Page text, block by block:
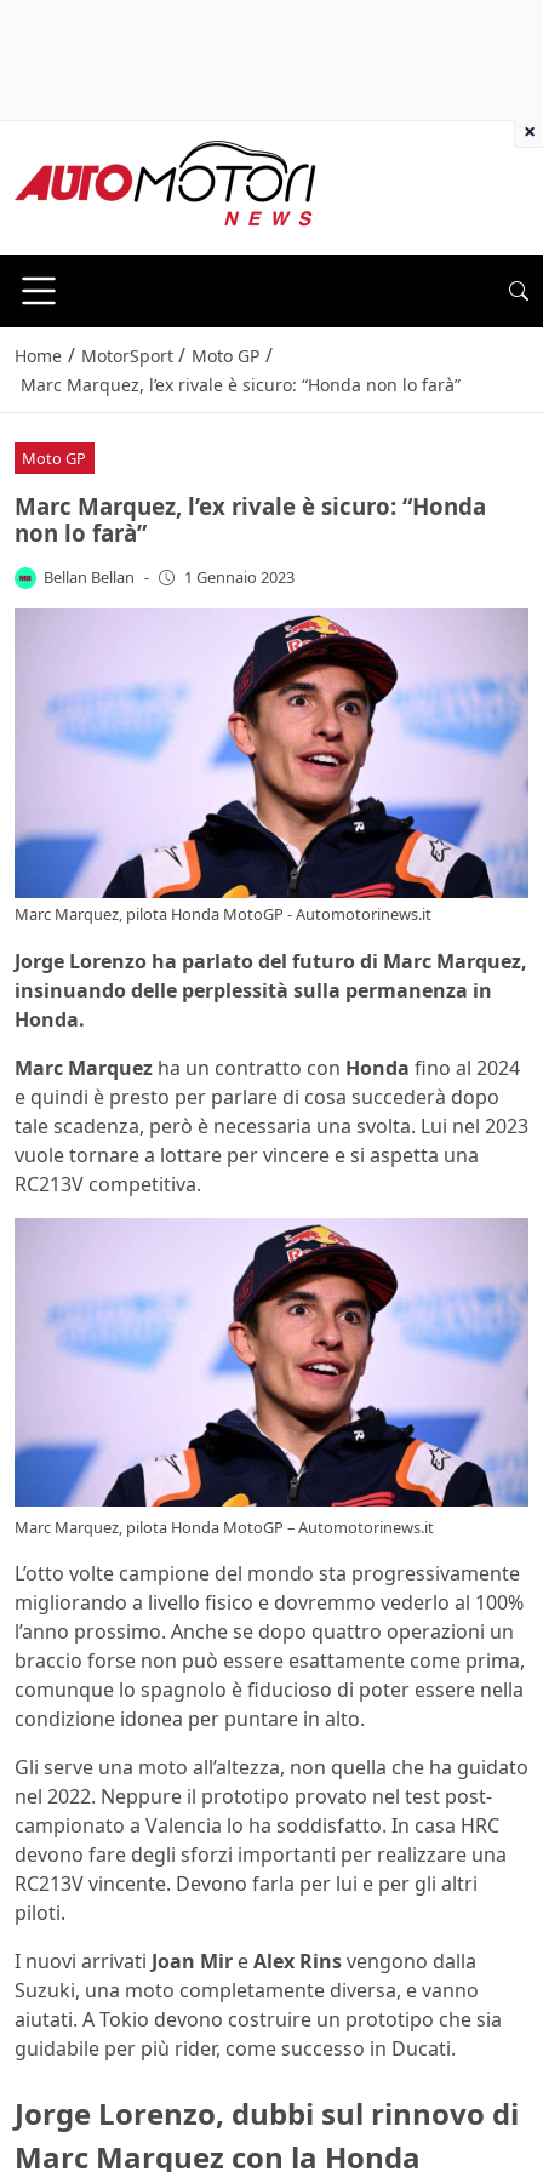
Home / MotorSport / Moto GP /
Marc Marquez, l’ex rivale è sicuro: “Honda non lo farà”
Moto GP
Marc Marquez, l’ex rivale è sicuro: “Honda
non lo farà”
Bellan Bellan - 1 Gennaio 2023
Marc Marquez, pilota Honda MotoGP - Automotorinews.it
Jorge Lorenzo ha parlato del futuro di Marc Marquez,
insinuando delle perplessità sulla permanenza in
Honda.
Marc Marquez ha un contratto con Honda fino al 2024
e quindi è presto per parlare di cosa succederà dopo
tale scadenza, però è necessaria una svolta. Lui nel 2023
vuole tornare a lottare per vincere e si aspetta una
RC213V competitiva.
Marc Marquez, pilota Honda MotoGP – Automotorinews.it
L’otto volte campione del mondo sta progressivamente
migliorando a livello fisico e dovremmo vederlo al 100%
l’anno prossimo. Anche se dopo quattro operazioni un
braccio forse non può essere esattamente come prima,
comunque lo spagnolo è fiducioso di poter essere nella
condizione idonea per puntare in alto.
Gli serve una moto all’altezza, non quella che ha guidato
nel 2022. Neppure il prototipo provato nel test post-
campionato a Valencia lo ha soddisfatto. In casa HRC
devono fare degli sforzi importanti per realizzare una
RC213V vincente. Devono farla per lui e per gli altri
piloti.
I nuovi arrivati Joan Mir eAlex Rinsvengono dalla
Suzuki, una moto completamente diversa, e vanno
aiutati. A Tokio devono costruire un prototipo che sia
guidabile per più rider, come successo in Ducati.
Jorge Lorenzo, dubbi sul rinnovo di
Marc Marquez con la Honda
×